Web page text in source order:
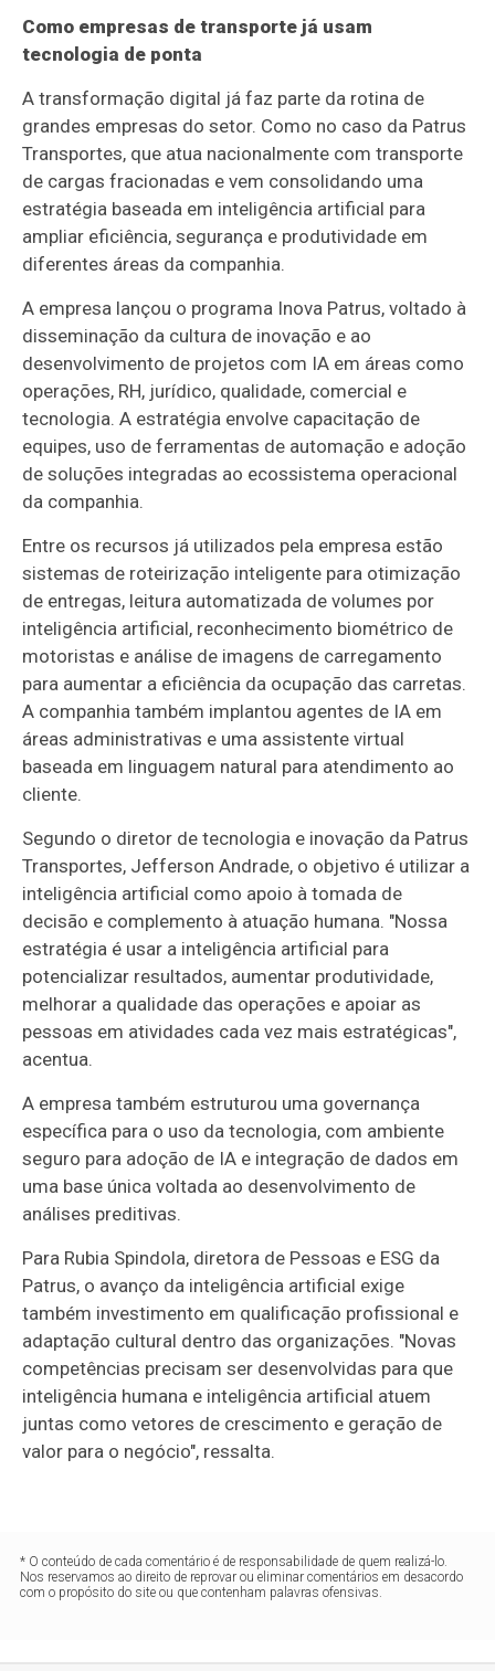
Como empresas de transporte já usam
tecnologia de ponta
A transformação digital já faz parte da rotina de
grandes empresas do setor. Como no caso da Patrus
Transportes, que atua nacionalmente com transporte
de cargas fracionadas e vem consolidando uma
estratégia baseada em inteligência artificial para
ampliar eficiência, segurança e produtividade em
diferentes áreas da companhia.
A empresa lançou o programa Inova Patrus, voltado à
disseminação da cultura de inovação e ao
desenvolvimento de projetos com IA em áreas como
operações, RH, jurídico, qualidade, comercial e
tecnologia. A estratégia envolve capacitação de
equipes, uso de ferramentas de automação e adoção
de soluções integradas ao ecossistema operacional
da companhia.
Entre os recursos já utilizados pela empresa estão
sistemas de roteirização inteligente para otimização
de entregas, leitura automatizada de volumes por
inteligência artificial, reconhecimento biométrico de
motoristas e análise de imagens de carregamento
para aumentar a eficiência da ocupação das carretas.
A companhia também implantou agentes de IA em
áreas administrativas e uma assistente virtual
baseada em linguagem natural para atendimento ao
cliente.
Segundo o diretor de tecnologia e inovação da Patrus
Transportes, Jefferson Andrade, o objetivo é utilizar a
inteligência artificial como apoio à tomada de
decisão e complemento à atuação humana. "Nossa
estratégia é usar a inteligência artificial para
potencializar resultados, aumentar produtividade,
melhorar a qualidade das operações e apoiar as
pessoas em atividades cada vez mais estratégicas",
acentua.
A empresa também estruturou uma governança
específica para o uso da tecnologia, com ambiente
seguro para adoção de IA e integração de dados em
uma base única voltada ao desenvolvimento de
análises preditivas.
Para Rubia Spindola, diretora de Pessoas e ESG da
Patrus, o avanço da inteligência artificial exige
também investimento em qualificação profissional e
adaptação cultural dentro das organizações. "Novas
competências precisam ser desenvolvidas para que
inteligência humana e inteligência artificial atuem
juntas como vetores de crescimento e geração de
valor para o negócio", ressalta.
* O conteúdo de cada comentário é de responsabilidade de quem realizá-lo.
Nos reservamos ao direito de reprovar ou eliminar comentários em desacordo
com o propósito do site ou que contenham palavras ofensivas.